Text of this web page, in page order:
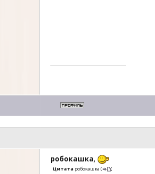
робокашка,
Цитата робокашка ( )